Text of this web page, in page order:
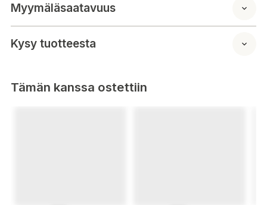
Myymäläsaatavuus
Kysy tuotteesta
Tämän kanssa ostettiin